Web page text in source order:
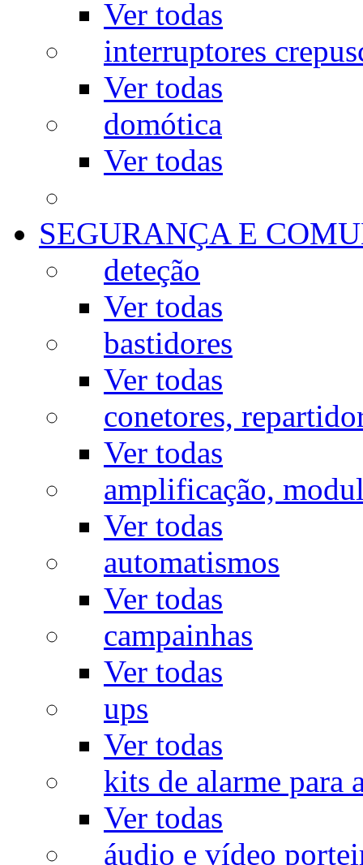
Ver todas
interruptores
Ver todas
domótica
Ver todas
SEGURANÇA E
deteção
Ver todas
bastidores
Ver todas
conetores,
Ver todas
amplificação,
Ver todas
automatismos
Ver todas
campainhas
Ver todas
ups
Ver todas
kits de alarme para
Ver todas
áudio e vídeo